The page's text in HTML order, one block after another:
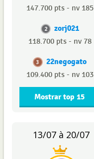
147.700 pts - nv 185
2 zorj021
118.700 pts - nv 78
3 22negogato
109.400 pts - nv 103
Mostrar top 15
13/07 à 20/07